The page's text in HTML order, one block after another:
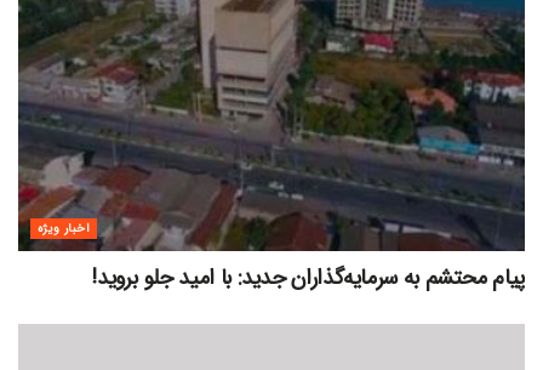
اخبار ویژه
پیام محتشم به سرمایه‌گذاران جدید: با امید جلو بروید!